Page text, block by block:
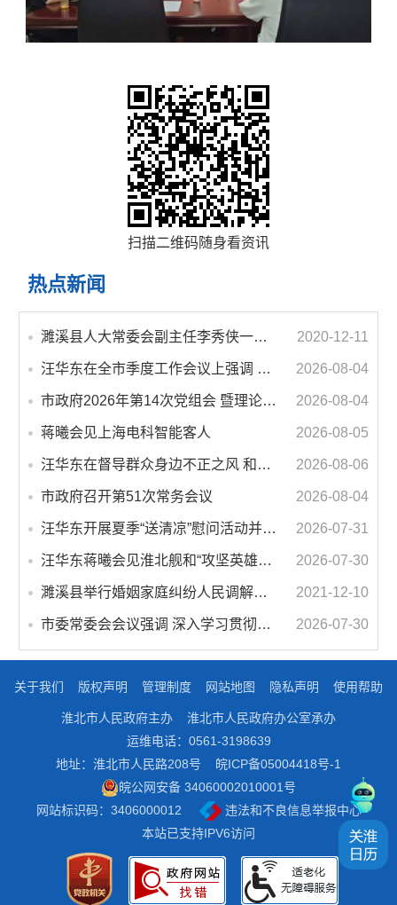
扫描二维码随身看资讯
热点新闻
濉溪县人大常委会副主任李秀侠一行调研城乡客运一体化和治超工作 2020-12-11
汪华东在全市季度工作会议上强调 锚定打好“三仗”任务和年度预期目标不动摇 在全市上下掀起比学赶超争先进位的攻坚热潮 2026-08-04
市政府2026年第14次党组会 暨理论学习中心组学习会议召开 蒋曦主持会议并讲话 2026-08-04
蒋曦会见上海电科智能客人 2026-08-05
汪华东在督导群众身边不正之风 和腐败问题集中整治工作时强调 以更高标准更实举措纵深推进集中整治 不断增强人民群众获得感幸福感安全感 2026-08-06
市政府召开第51次常务会议 2026-08-04
汪华东开展夏季“送清凉”慰问活动并调研专门教育工作 落实落细防暑降温措施 用心用情关爱一线职工 2026-07-31
汪华东蒋曦会见淮北舰和“攻坚英雄连”官兵代表 2026-07-30
濉溪县举行婚姻家庭纠纷人民调解委员会暨调解志愿者服务团成立仪式 2021-12-10
市委常委会会议强调 深入学习贯彻习近平总书记重要讲话指示精神 高质量推进城市更新 不断提升本质安全水平 汪华东主持会议 2026-07-30
关于我们 版权声明 管理制度 网站地图 隐私声明 使用帮助
淮北市人民政府主办
淮北市人民政府办公室承办
运维电话：0561-3198639
地址：淮北市人民路208号
皖ICP备05004418号-1
皖公网安备 34060002010001号
网站标识码：3406000012
违法和不良信息举报中心
本站已支持IPV6访问